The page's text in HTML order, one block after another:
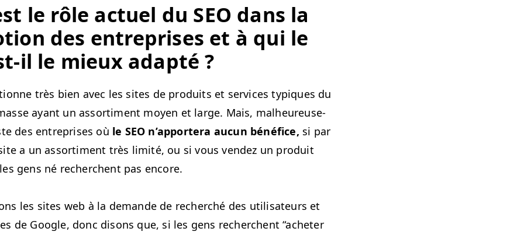
le rôle actuel du SEO dans la
des entre­pris­es et à qui le
il le mieux adapté ?
très bien avec les sites de pro­duits et ser­vices typ­iques du
ayant un assor­ti­ment moyen et large. Mais, mal­heureuse­
des entre­pris­es où le SEO n’ap­portera aucun béné­fice, si par
a un assor­ti­ment très lim­ité, ou si vous vendez un pro­duit
gens né recherchent pas encore.
les sites web à la demande de recher­ché des util­isa­teurs et
de Google, donc dis­ons que, si les gens recherchent“acheter